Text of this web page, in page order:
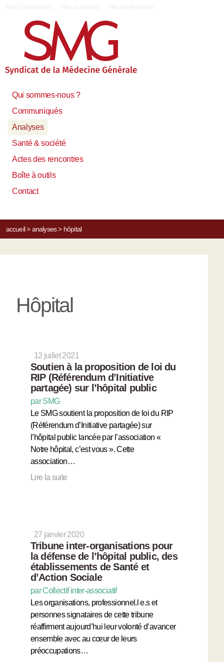
Qui sommes-nous ?
Communiqués
Analyses
Santé & société
Actes des rencontres
Boîte à outils
Contact
accueil> analyses> hôpital
Hôpital
12 juillet 2021
Soutien à la proposition de loi du
RIP (Référendum d’Initiative
partagée) sur l’hôpital public
par SMG
Le SMG soutient la proposition de loi du RIP
(Référendum d’Initiative partagée) sur
l’hôpital public lancée par l’association «
Notre hôpital, c’est vous ». Cette
association…
Lire la suite
27 janvier 2020
Tribune inter-organisations pour
la défense de l’hôpital public, des
établissements de Santé et
d’Action Sociale
par Collectif inter-associatif
Les organisations, professionnel.l e.s et
personnes signataires de cette tribune
réaffirment aujourd’hui leur volonté d’avancer
ensemble avec au cœur de leurs
préoccupations…